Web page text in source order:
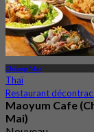
Chiang Mai
Thaï
Restaurant
Maoyum Cafe
Mai)